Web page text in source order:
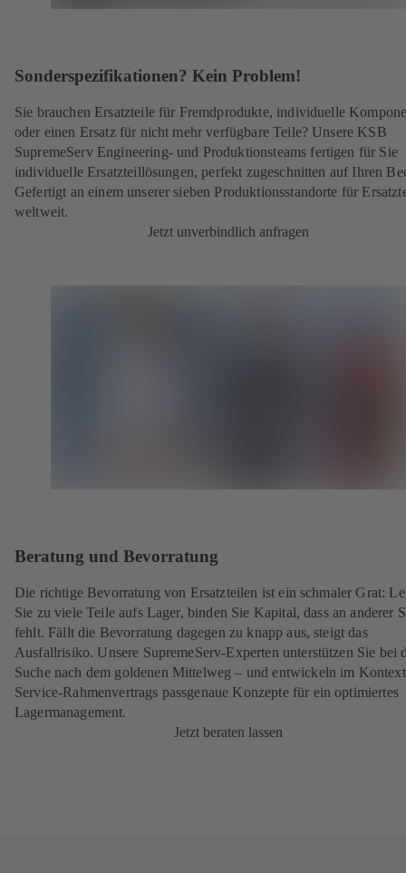
Sonderspezifikationen? Kein Problem!
Sie brauchen Ersatzteile für Fremdprodukte, individuelle
oder einen Ersatz für nicht mehr verfügbare Teile? Unsere KSB
SupremeServ Engineering- und Produktionsteams fertigen für Sie
individuelle Ersatzteillösungen, perfekt zugeschnitten auf Ihren
Gefertigt an einem unserer sieben Produktionsstandorte für
weltweit.
Jetzt unverbindlich anfragen
Beratung und Bevorratung
Die richtige Bevorratung von Ersatzteilen ist ein schmaler Grat:
Sie zu viele Teile aufs Lager, binden Sie Kapital, dass an anderer
fehlt. Fällt die Bevorratung dagegen zu knapp aus, steigt das
Ausfallrisiko. Unsere SupremeServ-Experten unterstützen Sie bei
Suche nach dem goldenen Mittelweg – und entwickeln im
Service-Rahmenvertrags passgenaue Konzepte für ein optimiertes
Lagermanagement.
Jetzt beraten lassen